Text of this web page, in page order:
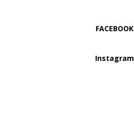
FACEBOOK
Instagram